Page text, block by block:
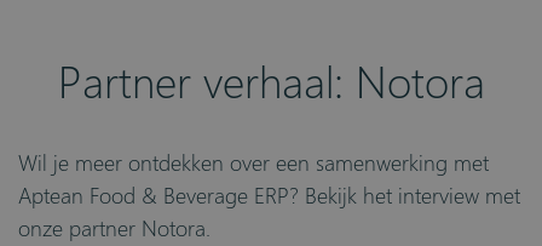
Partner verhaal: Notora
Wil je meer ontdekken over een samenwerking met
Aptean Food & Beverage ERP? Bekijk het interview met
onze partner Notora.